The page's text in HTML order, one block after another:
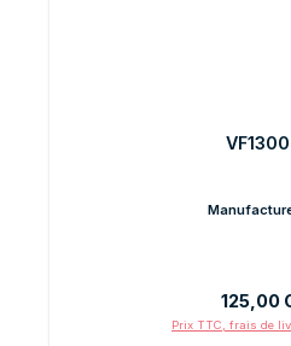
Prix
125,00
Prix TTC, frais de